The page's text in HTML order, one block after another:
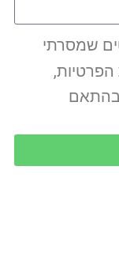
שמסרתי
הפרטיות,
(כולל תיקון 13), ובהתאם